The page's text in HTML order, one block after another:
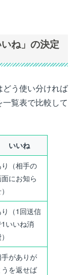
ね」の決定
う使い分ければ
覧表で比較して
いいね
り（相手の
にお知ら
り（1回送信
1いいね消
がありが
うを返せば